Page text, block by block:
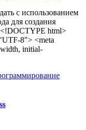
для создания
<!DOCTYPE html>
8"> <meta
initial-